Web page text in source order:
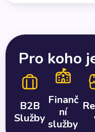
Pro koho
B2B
Služby
Finanč
ní
služby